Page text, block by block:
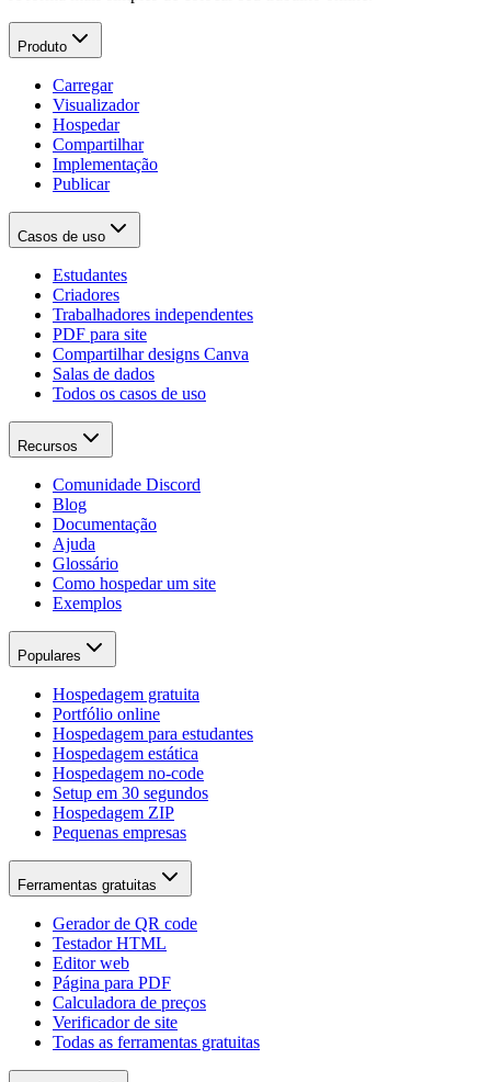
Produto
Carregar
Visualizador
Hospedar
Compartilhar
Implementação
Publicar
Casos de uso
Estudantes
Criadores
Trabalhadores independentes
PDF para site
Compartilhar designs Canva
Salas de dados
Todos os casos de uso
Recursos
Comunidade Discord
Blog
Documentação
Ajuda
Glossário
Como hospedar um site
Exemplos
Populares
Hospedagem gratuita
Portfólio online
Hospedagem para estudantes
Hospedagem estática
Hospedagem no-code
Setup em 30 segundos
Hospedagem ZIP
Pequenas empresas
Ferramentas gratuitas
Gerador de QR code
Testador HTML
Editor web
Página para PDF
Calculadora de preços
Verificador de site
Todas as ferramentas gratuitas